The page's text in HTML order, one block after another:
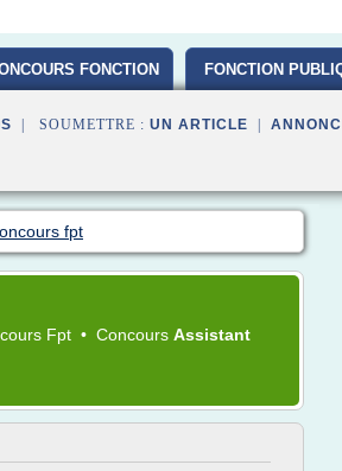
FONCTION
D ETAT 2016
FONCTION
| SOUMETTRE : UN ARTICLE
fpt
Fpt • Concours Assistant